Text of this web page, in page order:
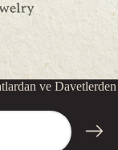
ve Davetlerden